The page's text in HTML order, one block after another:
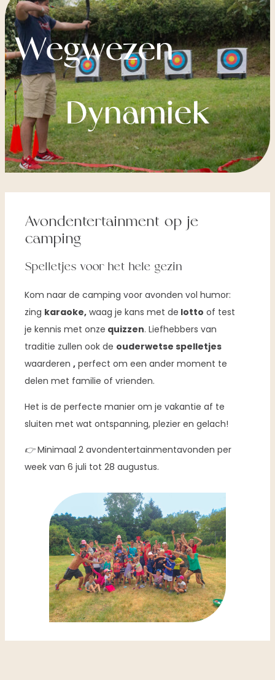
Wegwezen
Dynamiek
Avondentertainment op je
camping
Spelletjes voor het hele gezin
Kom naar de camping voor avonden vol humor:
zing karaoke, waag je kans met de lotto of test
je kennis met onze quizzen. Liefhebbers van
traditie zullen ook de ouderwetse spelletjes
waarderen , perfect om een ander moment te
delen met familie of vrienden.
Het is de perfecte manier om je vakantie af te
sluiten met wat ontspanning, plezier en gelach!
👉Minimaal 2 avondentertainmentavonden per
week van 6 juli tot 28 augustus.